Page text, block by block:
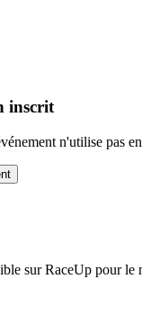
inscrit
n'utilise pas
sur RaceUp pour le